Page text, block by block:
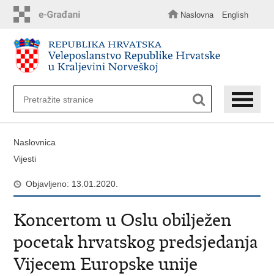
sadržaj
Naslovna English
Naslovnica
Vijesti
Objavljeno: 13.01.2020.
Koncertom u Oslu obilježen
pocetak hrvatskog predsjedanja
Vijecem Europske unije